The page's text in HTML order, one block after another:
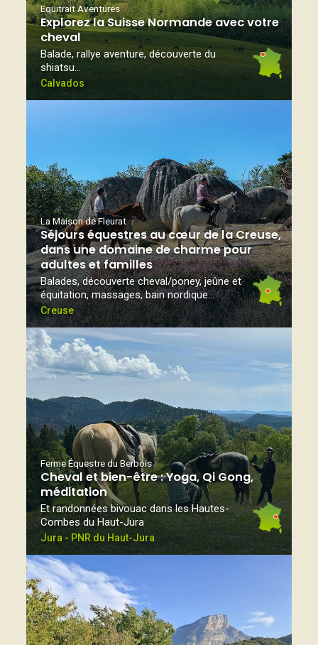
Equitrait Aventures
Explorez la Suisse Normande avec votre
cheval
Balade, rallye aventure, découverte du
shiatsu…
Calvados
La Maison de Fleurat
Séjours équestres au cœur de la Creuse,
dans une domaine de charme pour
adultes et familles
Balades, découverte cheval/poney, jeûne et
équitation, massages, bain nordique...
Creuse
Ferme Équestre du Berbois
Cheval et bien-être : Yoga, Qi Gong,
méditation
Et randonnées bivouac dans les Hautes-
Combes du Haut-Jura
Jura - PNR du Haut-Jura